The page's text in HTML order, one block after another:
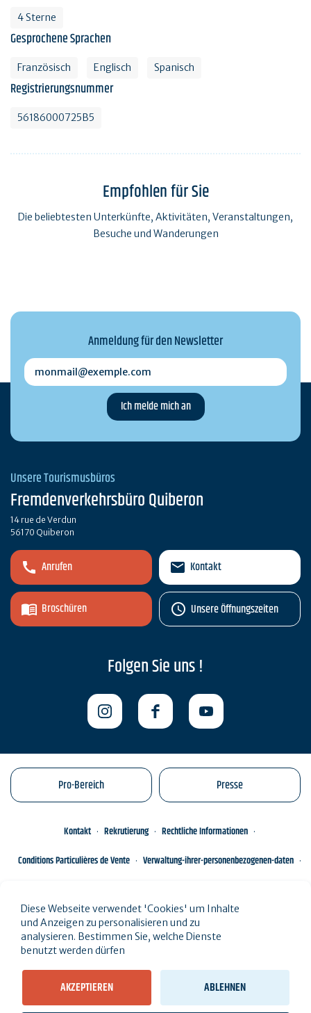
4 Sterne
Gesprochene Sprachen
Französisch Englisch Spanisch
Registrierungsnummer
56186000725B5
Empfohlen für Sie
Die beliebtesten Unterkünfte, Aktivitäten, Veranstaltungen,
Besuche und Wanderungen
Anmeldung für den Newsletter
monmail@exemple.com
Unsere Tourismusbüros
Fremdenverkehrsbüro Quiberon
14 rue de Verdun
56170 Quiberon
Anrufen
Broschüren
Kontakt
Unsere Öffnungszeiten
Folgen Sie uns !
Pro-Bereich Presse
Kontakt Rekrutierung
Rechtliche Informationen
Conditions Particulières de Vente
Verwaltung-ihrer-personenbezogenen-daten
Diese Webseite verwendet 'Cookies' um Inhalte
und Anzeigen zu personalisieren und zu
analysieren. Bestimmen Sie, welche Dienste
benutzt werden dürfen
AKZEPTIEREN ABLEHNEN